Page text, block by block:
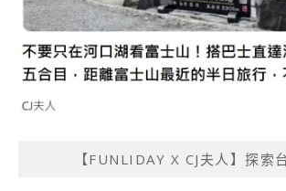
【FUNLIDAY X CJ夫人】探索